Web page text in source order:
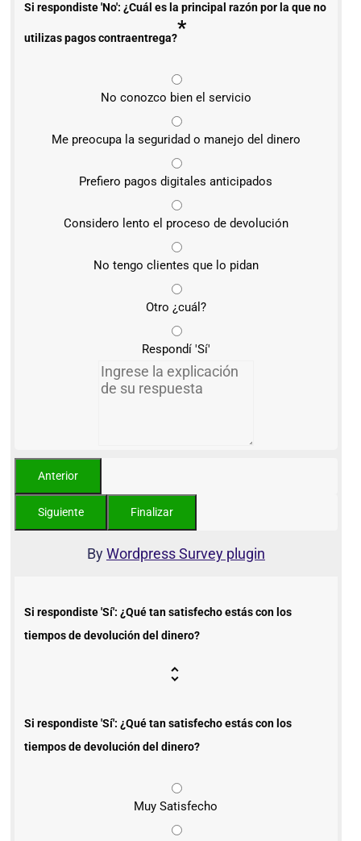
Si respondiste 'No': ¿Cuál es la principal razón por la que no
utilizas pagos contraentrega?*
No conozco bien el servicio
Me preocupa la seguridad o manejo del dinero
Prefiero pagos digitales anticipados
Considero lento el proceso de devolución
No tengo clientes que lo pidan
Otro ¿cuál?
Respondí 'Sí'
ByWordpress Survey plugin
Si respondiste 'Sí': ¿Qué tan satisfecho estás con los
tiempos de devolución del dinero?
Si respondiste 'Sí': ¿Qué tan satisfecho estás con los
tiempos de devolución del dinero?
Muy Satisfecho